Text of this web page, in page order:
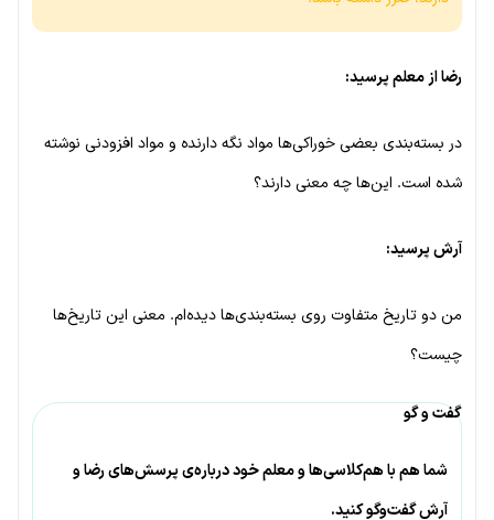
رضا از معلم پرسید:
در بسته‌بندی بعضی خوراکی‌ها مواد نگه دارنده و مواد افزودنی نوشته
شده است. این‌ها چه معنی دارند؟
آرش پرسید:
من دو تاریخ متفاوت روی بسته‌بندی‌ها دیده‌ام. معنی این تاریخ‌ها
چیست؟
گفت و گو
شما هم با هم‌کلاسی‌ها و معلم خود درباره‌ی پرسش‌های رضا و
آرش گفت‌وگو کنید.